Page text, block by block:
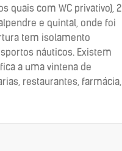
quais com WC privativo), 2
e quintal, onde foi
tem isolamento
náuticos. Existem
a uma vintena de
restaurantes, farmácia,